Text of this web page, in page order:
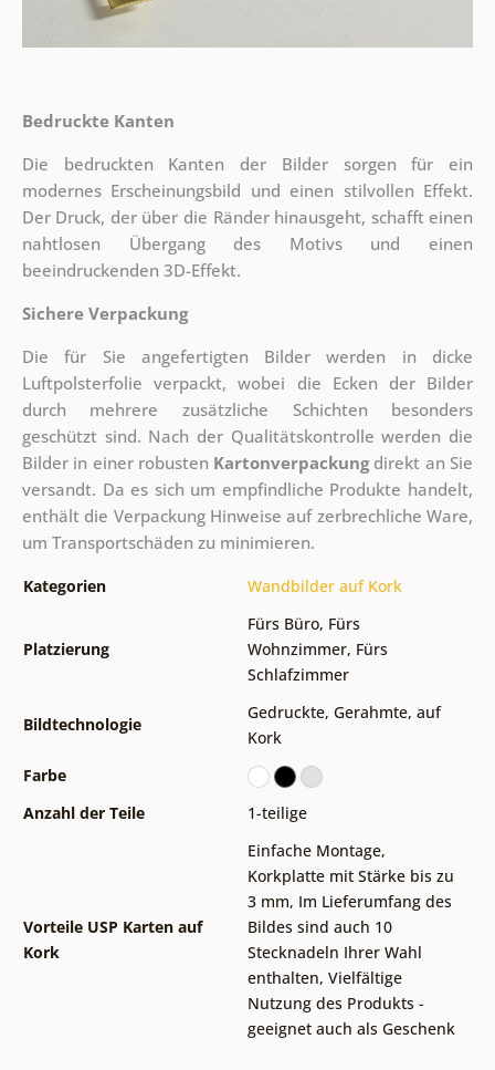
Bedruckte Kanten
Die bedruckten Kanten der Bilder sorgen für ein
modernes Erscheinungsbild und einen stilvollen Effekt.
Der Druck, der über die Ränder hinausgeht, schafft einen
nahtlosen Übergang des Motivs und einen
beeindruckenden 3D-Effekt.
Sichere Verpackung
Die für Sie angefertigten Bilder werden in dicke
Luftpolsterfolie verpackt, wobei die Ecken der Bilder
durch mehrere zusätzliche Schichten besonders
geschützt sind. Nach der Qualitätskontrolle werden die
Bilder in einer robusten Kartonverpackungdirekt an Sie
versandt. Da es sich um empfindliche Produkte handelt,
enthält die Verpackung Hinweise auf zerbrechliche Ware,
um Transportschäden zu minimieren.
Kategorien Wandbilder auf Kork
Platzierung
Fürs Büro, Fürs
Wohnzimmer, Fürs
Schlafzimmer
Bildtechnologie
Gedruckte, Gerahmte, auf
Kork
Farbe
Anzahl der Teile
1-teilige
Vorteile USP Karten auf
Kork
Einfache Montage,
Korkplatte mit Stärke bis zu
3 mm, Im Lieferumfang des
Bildes sind auch 10
Stecknadeln Ihrer Wahl
enthalten, Vielfältige
Nutzung des Produkts -
geeignet auch als Geschenk